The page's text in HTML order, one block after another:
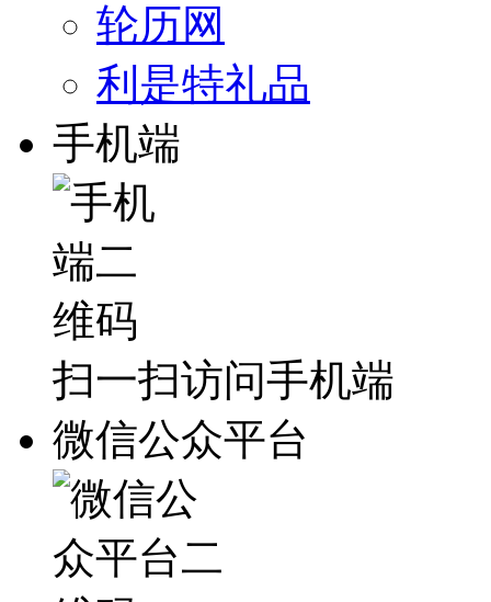
轮历网
利是特礼品
手机端
扫一扫访问手机端
微信公众平台